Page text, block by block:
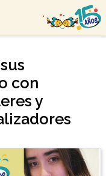
con
y